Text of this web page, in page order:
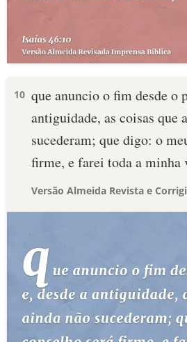
10 que anuncio o fim desde o
antiguidade, as coisas que
sucederam; que digo: o
firme, e farei toda a minha
Versão Almeida Revista e